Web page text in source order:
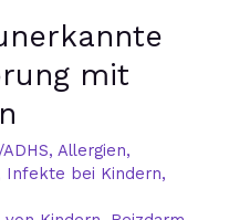
mit
,Allergien,
Infekte bei Kindern,